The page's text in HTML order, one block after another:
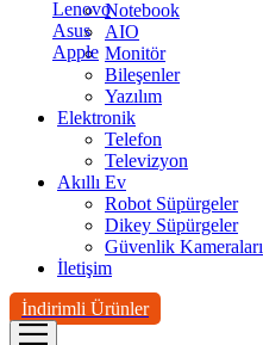
Lenovo
Asus
Apple
Notebook
AIO
Monitör
Bileşenler
Yazılım
Elektronik
Telefon
Televizyon
Akıllı Ev
Robot Süpürgeler
Dikey Süpürgeler
Güvenlik Kameraları
İletişim
İndirimli Ürünler